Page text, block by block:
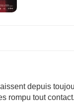
depuis
rompu tout